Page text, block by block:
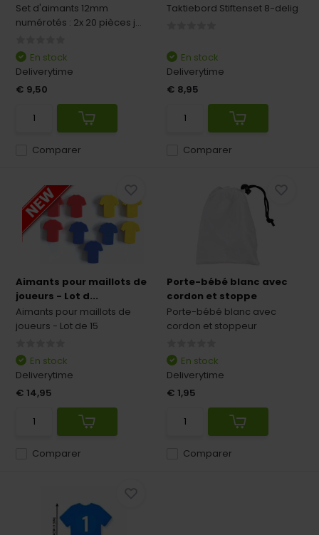
Set d'aimants 12mm
numérotés : 2x 20 pièces j...
Comparer
En stock
Deliverytime
€ 9,50
Taktiebord Stiftenset 8-delig
Comparer
En stock
Deliverytime
€ 8,95
Aimants pour maillots de
joueurs - Lot d...
Aimants pour maillots de
joueurs - Lot de 15
Comparer
En stock
Deliverytime
€ 14,95
Porte-bébé blanc avec
cordon et stoppe
Porte-bébé blanc avec
cordon et stoppeur
Comparer
En stock
Deliverytime
€ 1,95